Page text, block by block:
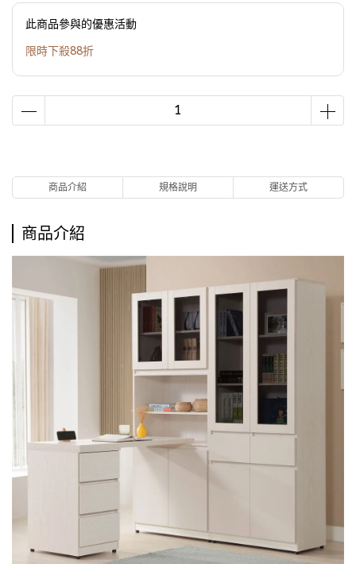
此商品參與的優惠活動
限時下殺88折
商品介紹 規格說明 運送方式
商品介紹